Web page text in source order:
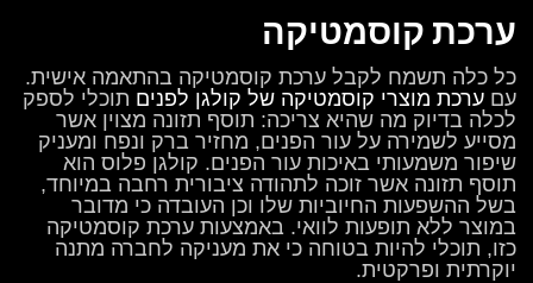
ערכת קוסמטיקה
כל כלה תשמח לקבל ערכת קוסמטיקה בהתאמה אישית.
עם ערכת מוצרי קוסמטיקה של קולגן לפנים תוכלי לספק
לכלה בדיוק מה שהיא צריכה: תוסף תזונה מצוין אשר
מסייע לשמירה על עור הפנים, מחזיר ברק ונפח ומעניק
שיפור משמעותי באיכות עור הפנים. קולגן פלוס הוא
תוסף תזונה אשר זוכה לתהודה ציבורית רחבה במיוחד,
בשל ההשפעות החיוביות שלו וכן העובדה כי מדובר
במוצר ללא תופעות לוואי. באמצעות ערכת קוסמטיקה
כזו, תוכלי להיות בטוחה כי את מעניקה לחברה מתנה
יוקרתית ופרקטית.